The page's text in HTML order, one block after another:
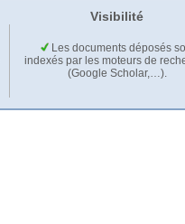
Visibilité
Les documents déposés
indexés par les moteurs de
(Google Scholar,…).